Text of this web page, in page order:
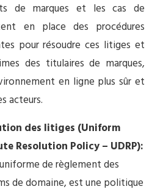
de marques et les cas de
en place des procédures
pour résoudre ces litiges et
des titulaires de marques,
en ligne plus sûr et
acteurs.
des litiges (Uniform
Resolution Policy – UDRP):
de règlement des
de domaine, est une politique